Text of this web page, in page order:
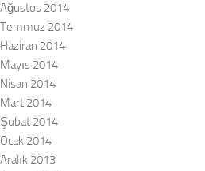
Ağustos 2014
Temmuz 2014
Haziran 2014
Mayıs 2014
Nisan 2014
Mart 2014
Şubat 2014
Ocak 2014
Aralık 2013